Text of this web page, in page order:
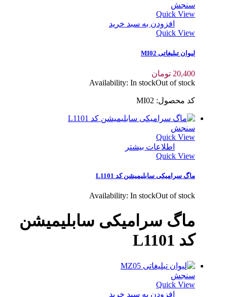
سنجش
Quick View
افزودن به سبد خرید
Quick View
لیوان تبلیغاتی MI02
20,400 تومان
Availability:In stockOut of stock
کد محصول: MI02
سنجش
Quick View
اطلاعات بیشتر
Quick View
ماگ سرامیکی سابلیمیشن کد L1101
Availability:In stockOut of stock
ماگ سرامیکی سابلیمیشن
کد L1101
سنجش
Quick View
افزودن به سبد خرید